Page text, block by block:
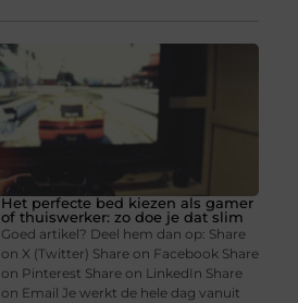
Het perfecte bed kiezen als gamer
of thuiswerker: zo doe je dat slim
Goed artikel? Deel hem dan op: Share
on X (Twitter) Share on Facebook Share
on Pinterest Share on LinkedIn Share
on Email Je werkt de hele dag vanuit